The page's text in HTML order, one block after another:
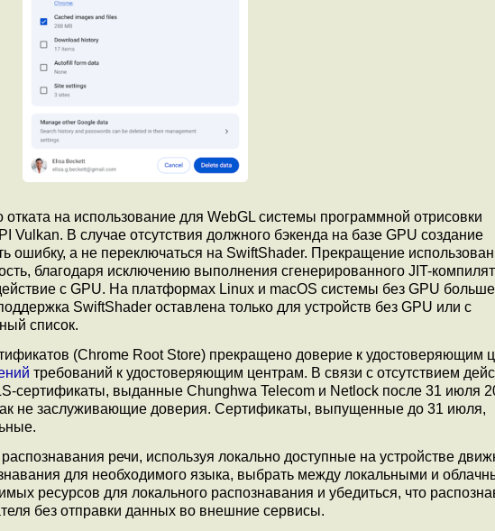
на использование для WebGL системы программной отрисовки
В случае отсутствия должного бэкенда на базе GPU создание
ошибку, а не переключаться на SwiftShader. Прекращение
благодаря исключению выполнения сгенерированного JIT-
с GPU. На платформах Linux и macOS системы без GPU
SwiftShader оставлена только для устройств без GPU или с
список.
(Chrome Root Store) прекращено доверие к удостоверяющим
требований к удостоверяющим центрам. В связи с отсутствием
сертификаты, выданные Chunghwa Telecom и Netlock после 31 июля
не заслуживающие доверия. Сертификаты, выпущенные до 31 июля,
речи, используя локально доступные на устройстве
для необходимого языка, выбрать между локальными и
ресурсов для локального распознавания и убедиться, что
без отправки данных во внешние сервисы.